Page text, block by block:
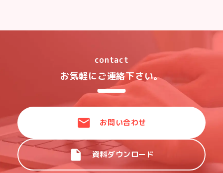
contact
お気軽にご連絡下さい。
お問い合わせ
資料ダウンロード